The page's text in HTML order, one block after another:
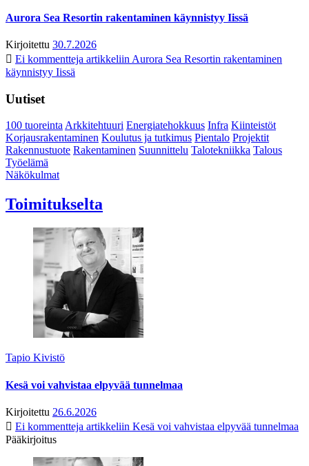
Aurora Sea Resortin rakentaminen käynnistyy Iissä
Kirjoitettu 30.7.2026
Ei kommentteja artikkeliin Aurora Sea Resortin rakentaminen
käynnistyy Iissä
Uutiset
100 tuoreintaArkkitehtuuri Energiatehokkuus Infra Kiinteistöt
Korjausrakentaminen Koulutus ja tutkimus Pientalo Projektit
Rakennustuote Rakentaminen Suunnittelu Talotekniikka Talous
Työelämä
Näkökulmat
Toimitukselta
Tapio Kivistö
Kesä voi vahvistaa elpyvää tunnelmaa
Kirjoitettu 26.6.2026
Ei kommentteja artikkeliin Kesä voi vahvistaa elpyvää tunnelmaa
Pääkirjoitus